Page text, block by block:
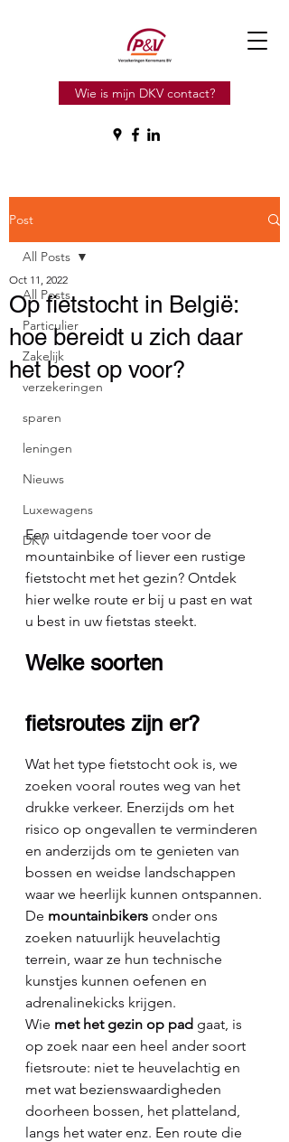
Wie is mijn DKV contact?
Post
All Posts
Particulier
Zakelijk
verzekeringen
sparen
leningen
Nieuws
Luxewagens
DKV
All Posts
Op fietstocht in België:
hoe bereidt u zich daar
het best op voor?
Oct 11, 2022
Een uitdagende toer voor de
mountainbike of liever een rustige
fietstocht met het gezin? Ontdek
hier welke route er bij u past en wat
u best in uw fietstas steekt.
Welke soorten
fietsroutes zijn er?
Wat het type fietstocht ook is, we
zoeken vooral routes weg van het
drukke verkeer. Enerzijds om het
risico op ongevallen te verminderen
en anderzijds om te genieten van
bossen en weidse landschappen
waar we heerlijk kunnen ontspannen.
De mountainbikers onder ons
zoeken natuurlijk heuvelachtig
terrein, waar ze hun technische
kunstjes kunnen oefenen en
adrenalinekicks krijgen.
Wie met het gezin op pad gaat, is
op zoek naar een heel ander soort
fietsroute: niet te heuvelachtig en
met wat bezienswaardigheden
doorheen bossen, het platteland,
langs het water enz. Een route die